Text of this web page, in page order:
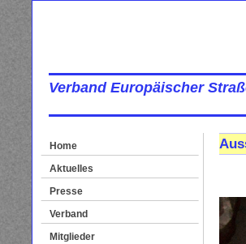
Verband Europäischer
Home
Aktuelles
Presse
Verband
Mitglieder